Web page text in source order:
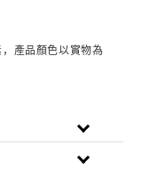
產品顏色以實物為